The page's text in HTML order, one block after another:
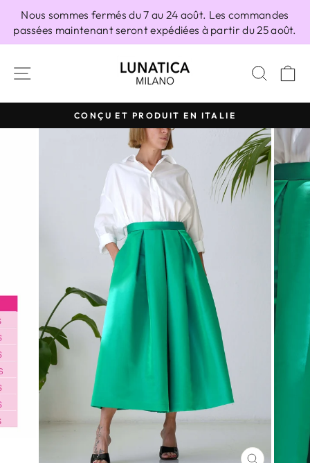
contenu
Nous sommes fermés du 7 au 24 août. Les commandes
passées maintenant seront expédiées à partir du 25 août.
Diaporama
Pause
CONÇU ET PRODUIT EN ITALIE